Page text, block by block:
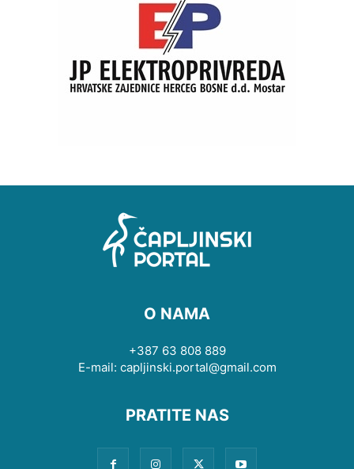
O NAMA
+387 63 808 889
E-mail: capljinski.portal@gmail.com
PRATITE NAS